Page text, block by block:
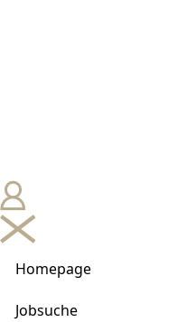
Homepage
Jobsuche